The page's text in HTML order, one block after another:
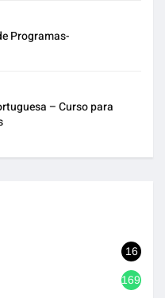
Programas-
– Curso para
16
1692